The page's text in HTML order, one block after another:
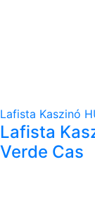
Lafista Kaszinó
Lafista
Verde Cas